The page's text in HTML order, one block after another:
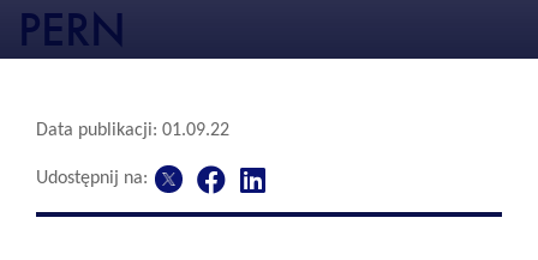
PERN
Data publikacji: 01.09.22
Udostępnij na: